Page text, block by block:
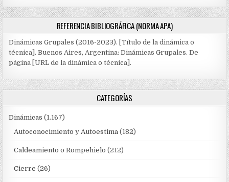
REFERENCIA BIBLIOGRÁFICA (NORMA APA)
Dinámicas Grupales (2016-2023). [Título de la dinámica o
técnica]. Buenos Aires, Argentina: Dinámicas Grupales. De
página [URL de la dinámica o técnica].
CATEGORÍAS
Dinámicas (1.167)
Autoconocimiento y Autoestima (182)
Caldeamiento o Rompehielo (212)
Cierre (26)